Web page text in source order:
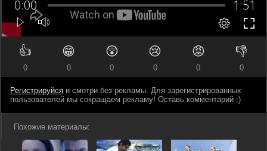
👍
0
😁
0
😲
0
😢
0
😡
0
👎
0
Регистрируйся и смотри без рекламы. Для зарегистрированных
пользователей мы сокращаем рекламу! Оставь комментарий ;)
Похожие материалы: